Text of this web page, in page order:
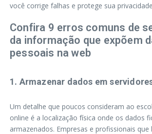
você corrige falhas e protege sua
Confira 9 erros comuns de
da informação que expõem
pessoais na web
1. Armazenar dados em
Um detalhe que poucos consideram ao
online é a localização física onde os dados
armazenados. Empresas e profissionais que